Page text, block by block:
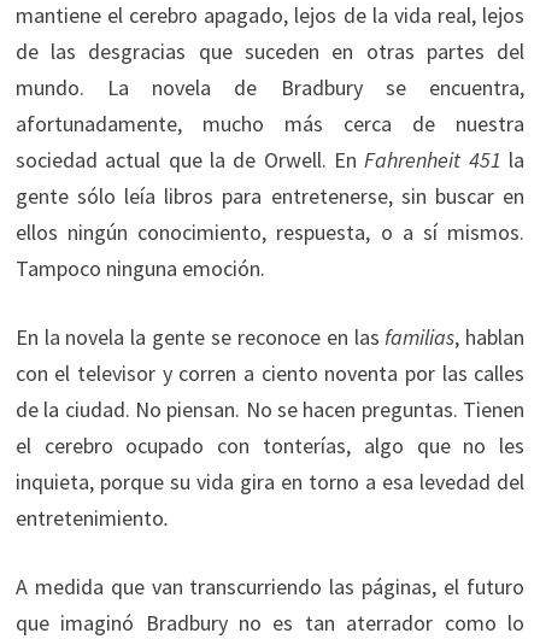
mantiene el cerebro apagado, lejos de la vida real, lejos
de las desgracias que suceden en otras partes del
mundo. La novela de Bradbury se encuentra,
afortunadamente, mucho más cerca de nuestra
sociedad actual que la de Orwell. EnFahrenheit 451 la
gente sólo leía libros para entretenerse, sin buscar en
ellos ningún conocimiento, respuesta, o a sí mismos.
Tampoco ninguna emoción.
En la novela la gente se reconoce en las familias, hablan
con el televisor y corren a ciento noventa por las calles
de la ciudad. No piensan. No se hacen preguntas. Tienen
el cerebro ocupado con tonterías, algo que no les
inquieta, porque su vida gira en torno a esa levedad del
entretenimiento.
A medida que van transcurriendo las páginas, el futuro
que imaginó Bradbury no es tan aterrador como lo